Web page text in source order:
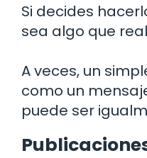
Si decides
sea algo que
A veces, un
como un
puede ser